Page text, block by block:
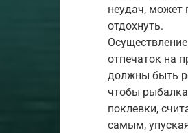
неудач, может
отдохнуть.
отпечаток на
должны быть
чтобы
поклевки,
самым,